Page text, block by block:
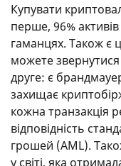
Купувати
перше, 96%
гаманцях. Також є
можете
друге: є
захищає
кожна транзакція
відповідність
грошей (AML).
у світі, яка